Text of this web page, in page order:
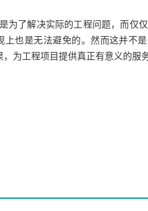
为了解决实际的工程问题，而仅
也是无法避免的。然而这并不
为工程项目提供真正有意义的服